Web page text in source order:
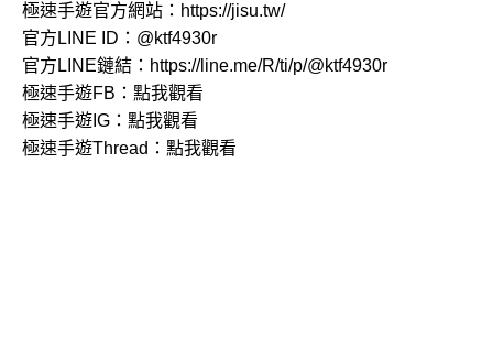
極速手遊官方網站： https://jisu.tw/
官方LINE ID： @ktf4930r
官方LINE鏈結： https://line.me/R/ti/p/@ktf4930r
極速手遊FB： 點我觀看
極速手遊IG： 點我觀看
極速手遊Thread： 點我觀看